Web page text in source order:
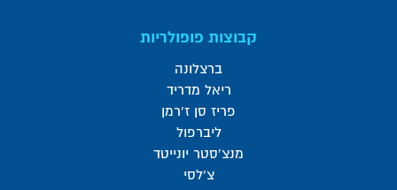
קבוצות פופולריות
ברצלונה
ריאל מדריד
פריז סן ז'רמן
ליברפול
מנצ'סטר יונייטד
צ'לסי